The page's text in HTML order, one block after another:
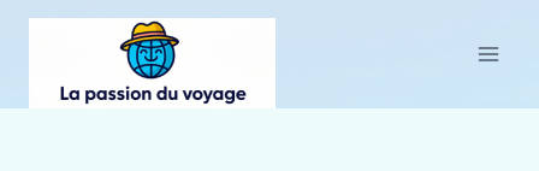
Aller
contenu